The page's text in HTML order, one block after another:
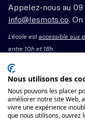
Appelez-nous au 09
info@lesmots.co .
L'école estaccessible aux
entre 10h et 18h.
Mentions
Organisme de
11755662775
Nous utilisons des
Nous pouvons les placer
améliorer notre site Web,
vivre une expérience
que nous utilisons, ouvrez